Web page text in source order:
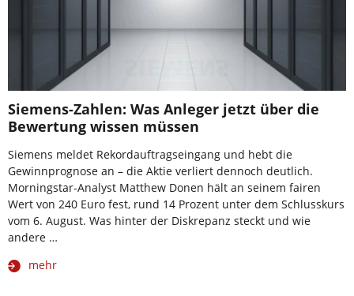
Siemens-Zahlen: Was Anleger jetzt über die
Bewertung wissen müssen
Siemens meldet Rekordauftragseingang und hebt die
Gewinnprognose an – die Aktie verliert dennoch deutlich.
Morningstar-Analyst Matthew Donen hält an seinem fairen
Wert von 240 Euro fest, rund 14 Prozent unter dem Schlusskurs
vom 6. August. Was hinter der Diskrepanz steckt und wie
andere …
mehr